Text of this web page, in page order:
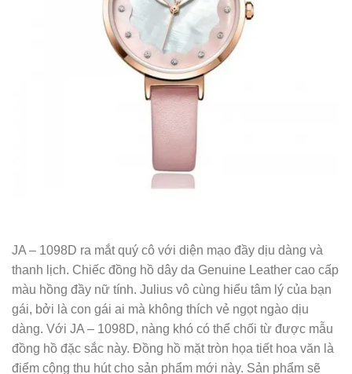
JA – 1098D ra mắt quý cô với diện mạo đầy dịu dàng và
thanh lịch. Chiếc đồng hồ dây da Genuine Leather cao cấp
màu hồng đầy nữ tính. Julius vô cùng hiểu tâm lý của bạn
gái, bởi là con gái ai mà không thích vẻ ngọt ngào dịu
dàng. Với JA – 1098D, nàng khó có thể chối từ được mẫu
đồng hồ đặc sắc này. Đồng hồ mặt tròn họa tiết hoa văn là
điểm cộng thu hút cho sản phẩm mới này. Sản phẩm sẽ